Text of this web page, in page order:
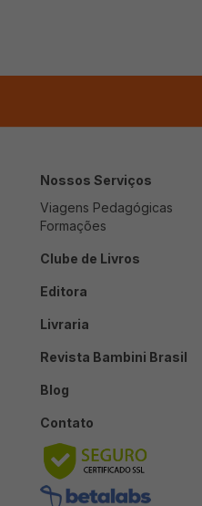
Nossos Serviços
Viagens Pedagógicas
Formações
Clube de Livros
Editora
Livraria
Revista Bambini Brasil
Blog
Contato